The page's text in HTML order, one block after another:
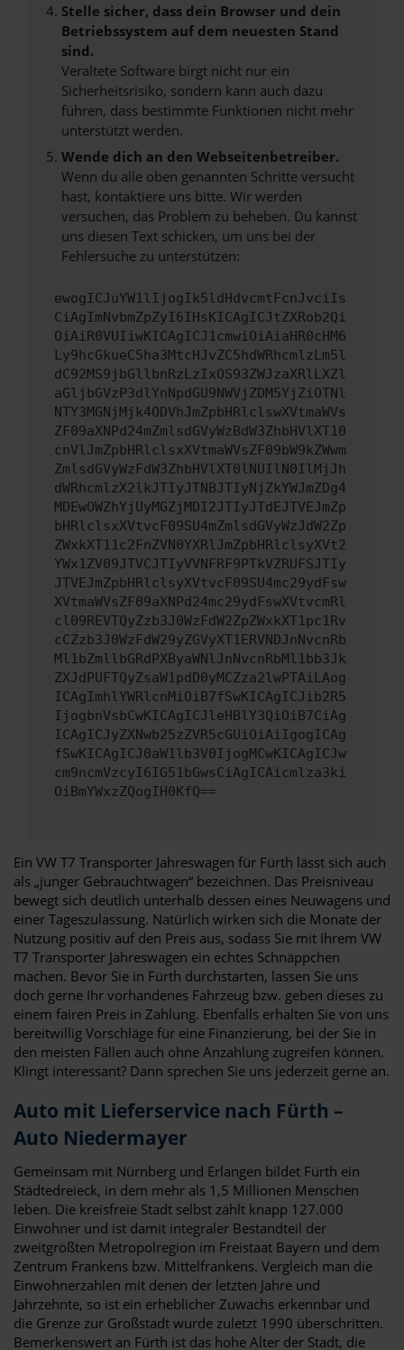
Stelle sicher, dass dein Browser und dein
Betriebssystem auf dem neuesten Stand
sind.
Veraltete Software birgt nicht nur ein
Sicherheitsrisiko, sondern kann auch dazu
führen, dass bestimmte Funktionen nicht mehr
unterstützt werden.
Wende dich an den Webseitenbetreiber.
Wenn du alle oben genannten Schritte versucht
hast, kontaktiere uns bitte. Wir werden
versuchen, das Problem zu beheben. Du kannst
uns diesen Text schicken, um uns bei der
Fehlersuche zu unterstützen:
ewogICJuYW1lIjogIk5ldHdvcmtFcnJvciIs
CiAgImNvbmZpZyI6IHsKICAgICJtZXRob2Qi
OiAiR0VUIiwKICAgICJ1cmwiOiAiaHR0cHM6
Ly9hcGkueC5ha3MtcHJvZC5hdWRhcmlzLm5l
dC92MS9jbGllbnRzLzIxOS93ZWJzaXRlLXZl
aGljbGVzP3dlYnNpdGU9NWVjZDM5YjZiOTNl
NTY3MGNjMjk4ODVhJmZpbHRlclswXVtmaWVs
ZF09aXNPd24mZmlsdGVyWzBdW3ZhbHVlXT10
cnVlJmZpbHRlclsxXVtmaWVsZF09bW9kZWwm
ZmlsdGVyWzFdW3ZhbHVlXT0lNUIlN0IlMjJh
dWRhcmlzX2lkJTIyJTNBJTIyNjZkYWJmZDg4
MDEwOWZhYjUyMGZjMDI2JTIyJTdEJTVEJmZp
bHRlclsxXVtvcF09SU4mZmlsdGVyWzJdW2Zp
ZWxkXT11c2FnZVN0YXRlJmZpbHRlclsyXVt2
YWx1ZV09JTVCJTIyVVNFRF9PTkVZRUFSJTIy
JTVEJmZpbHRlclsyXVtvcF09SU4mc29ydFsw
XVtmaWVsZF09aXNPd24mc29ydFswXVtvcmRl
cl09REVTQyZzb3J0WzFdW2ZpZWxkXT1pc1Rv
cCZzb3J0WzFdW29yZGVyXT1ERVNDJnNvcnRb
Ml1bZmllbGRdPXByaWNlJnNvcnRbMl1bb3Jk
ZXJdPUFTQyZsaW1pdD0yMCZza2lwPTAiLAog
ICAgImhlYWRlcnMiOiB7fSwKICAgICJib2R5
IjogbnVsbCwKICAgICJleHBlY3QiOiB7CiAg
ICAgICJyZXNwb25zZVR5cGUiOiAiIgogICAg
fSwKICAgICJ0aW1lb3V0IjogMCwKICAgICJw
cm9ncmVzcyI6IG51bGwsCiAgICAicmlza3ki
OiBmYWxzZQogIH0KfQ==
Ein VW T7 Transporter Jahreswagen für Fürth lässt sich auch
als „junger Gebrauchtwagen“ bezeichnen. Das Preisniveau
bewegt sich deutlich unterhalb dessen eines Neuwagens und
einer Tageszulassung. Natürlich wirken sich die Monate der
Nutzung positiv auf den Preis aus, sodass Sie mit Ihrem VW
T7 Transporter Jahreswagen ein echtes Schnäppchen
machen. Bevor Sie in Fürth durchstarten, lassen Sie uns
doch gerne Ihr vorhandenes Fahrzeug bzw. geben dieses zu
einem fairen Preis in Zahlung. Ebenfalls erhalten Sie von uns
bereitwillig Vorschläge für eine Finanzierung, bei der Sie in
den meisten Fällen auch ohne Anzahlung zugreifen können.
Klingt interessant? Dann sprechen Sie uns jederzeit gerne an.
Auto mit Lieferservice nach Fürth –
Auto Niedermayer
Gemeinsam mit Nürnberg und Erlangen bildet Fürth ein
Städtedreieck, in dem mehr als 1,5 Millionen Menschen
leben. Die kreisfreie Stadt selbst zählt knapp 127.000
Einwohner und ist damit integraler Bestandteil der
zweitgrößten Metropolregion im Freistaat Bayern und dem
Zentrum Frankens bzw. Mittelfrankens. Vergleich man die
Einwohnerzahlen mit denen der letzten Jahre und
Jahrzehnte, so ist ein erheblicher Zuwachs erkennbar und
die Grenze zur Großstadt wurde zuletzt 1990 überschritten.
Bemerkenswert an Fürth ist das hohe Alter der Stadt, die